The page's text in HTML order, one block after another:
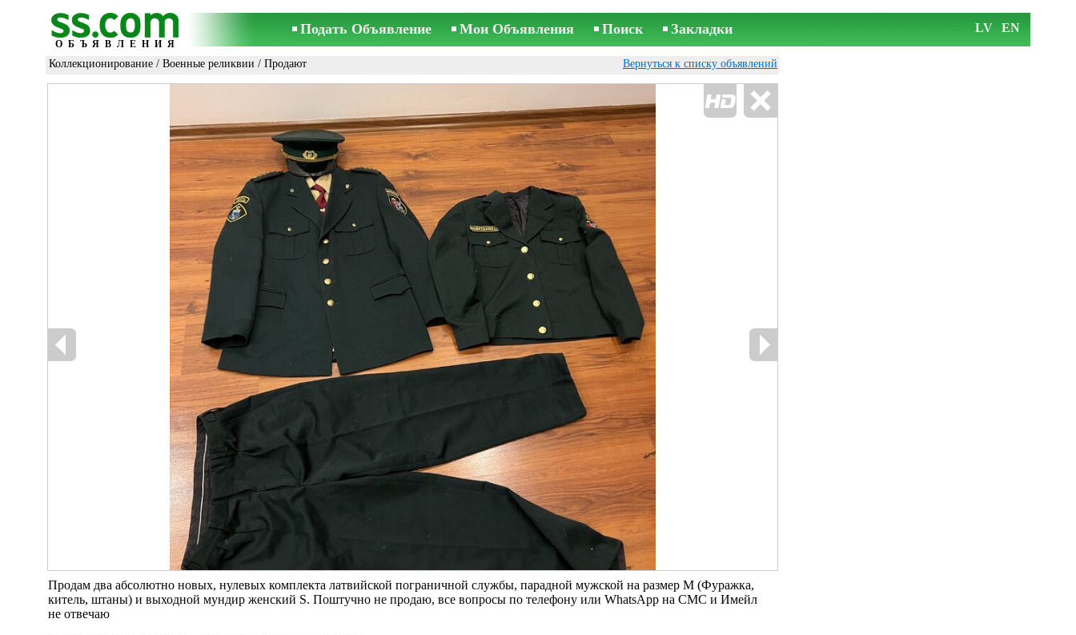
ОБЪЯВЛЕНИЯ
Подать Объявление Мои Объявления Поиск Закладки LV EN
Коллекционирование / Военные реликвии / Продают Вернуться к списку объявлений
Продам два абсолютно новых, нулевых комплекта латвийской пограничной службы, парадной мужской на размер М (Фуражка,
китель, штаны) и выходной мундир женский S. Поштучно не продаю, все вопросы по телефону или WhatsApp на СМС и Имейл
не отвечаю